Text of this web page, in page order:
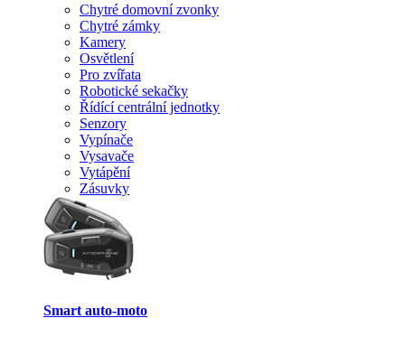
Chytré domovní zvonky
Chytré zámky
Kamery
Osvětlení
Pro zvířata
Robotické sekačky
Řídící centrální jednotky
Senzory
Vypínače
Vysavače
Vytápění
Zásuvky
Smart auto-moto